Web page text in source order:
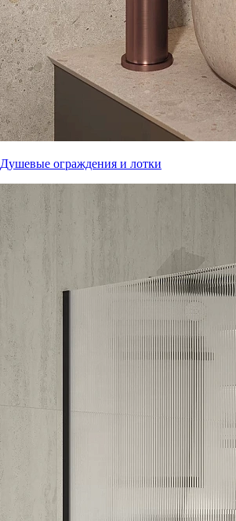
Душевые ограждения и лотки